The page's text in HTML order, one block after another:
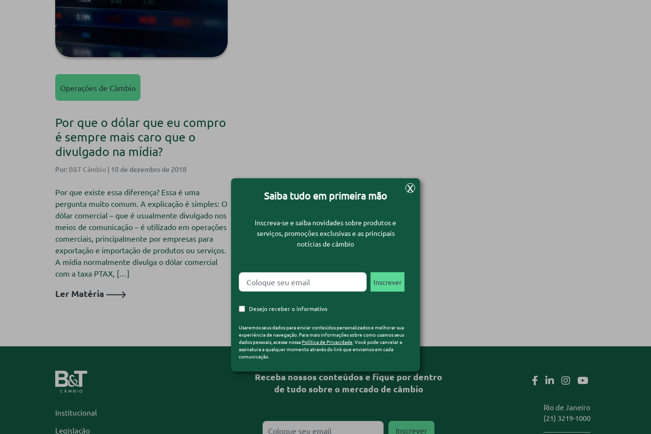
Operações de Câmbio
Por que o dólar que eu compro
é sempre mais caro que o
divulgado na mídia?
Por: B&T Câmbio | 10 de dezembro de 2018
Por que existe essa diferença? Essa é uma
pergunta muito comum. A explicação é simples: O
dólar comercial – que é usualmente divulgado nos
meios de comunicação – é utilizado em operações
comerciais, principalmente por empresas para
exportação e importação de produtos ou serviços.
A mídia normalmente divulga o dólar comercial
com a taxa PTAX, […]
Ler Matéria
Institucional
Legislação
Receba nossos conteúdos e fique por dentro
de tudo sobre o mercado de câmbio
Rio de Janeiro
(21) 3219-1000
X
Saiba tudo em primeira mão
Inscreva-se e saiba novidades sobre produtos e
serviços, promoções exclusivas e as principais
notícias de câmbio
Desejo receber o informativo
Usaremos seus dados para enviar conteúdos personalizados e melhorar sua
experiência de navegação. Para mais informações sobre como usamos seus
dados pessoais, acesse nossaPolítica de Privacidade. Você pode cancelar a
assinatura a qualquer momento através do link que enviamos em cada
comunicação.